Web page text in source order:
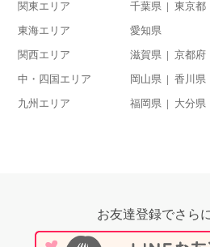
関東エリア 千葉県 東京都
東海エリア 愛知県
関西エリア 滋賀県 京都府
中・四国エリア 岡山県 香川県
九州エリア 福岡県 大分県
お友達登録でさら